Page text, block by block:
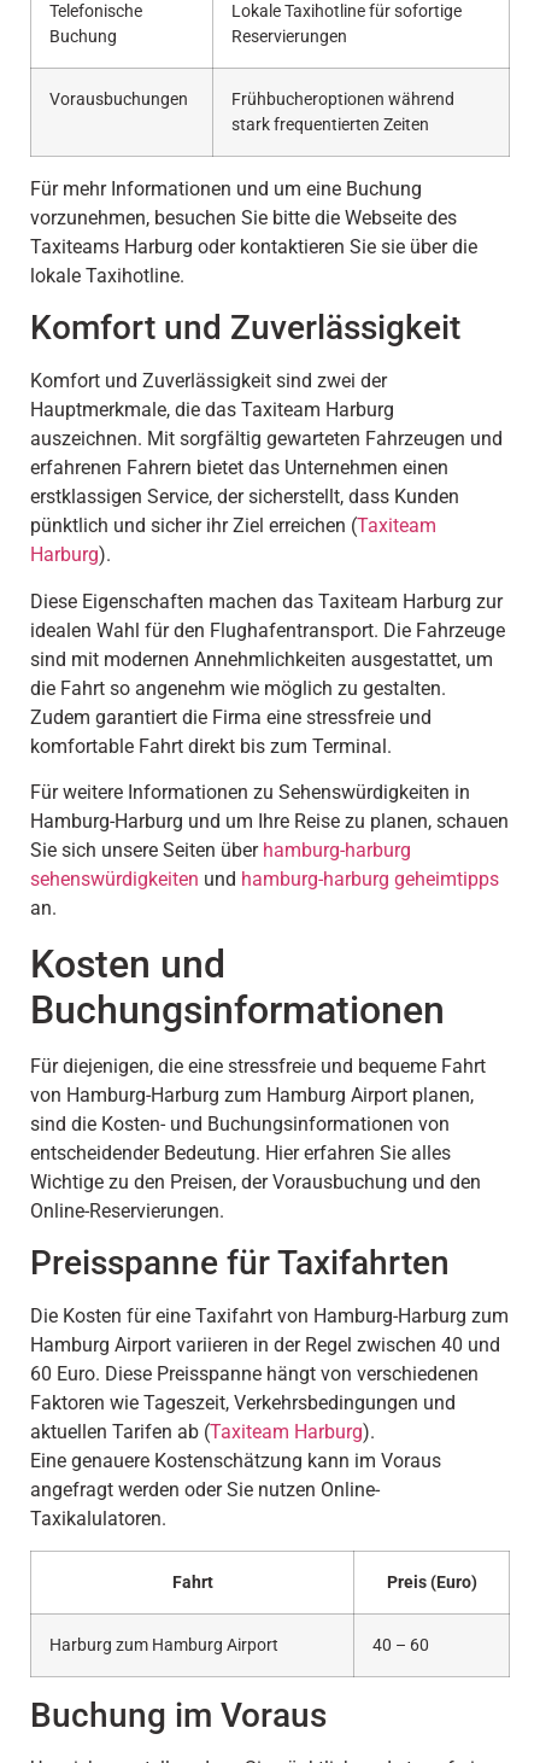
Telefonische
Buchung
Lokale Taxihotline für sofortige
Reservierungen
Vorausbuchungen
Frühbucheroptionen während
stark frequentierten Zeiten
Für mehr Informationen und um eine Buchung
vorzunehmen, besuchen Sie bitte die Webseite des
Taxiteams Harburg oder kontaktieren Sie sie über die
lokale Taxihotline.
Komfort und Zuverlässigkeit
Komfort und Zuverlässigkeit sind zwei der
Hauptmerkmale, die das Taxiteam Harburg
auszeichnen. Mit sorgfältig gewarteten Fahrzeugen und
erfahrenen Fahrern bietet das Unternehmen einen
erstklassigen Service, der sicherstellt, dass Kunden
pünktlich und sicher ihr Ziel erreichen (Taxiteam
Harburg).
Diese Eigenschaften machen das Taxiteam Harburg zur
idealen Wahl für den Flughafentransport. Die Fahrzeuge
sind mit modernen Annehmlichkeiten ausgestattet, um
die Fahrt so angenehm wie möglich zu gestalten.
Zudem garantiert die Firma eine stressfreie und
komfortable Fahrt direkt bis zum Terminal.
Für weitere Informationen zu Sehenswürdigkeiten in
Hamburg-Harburg und um Ihre Reise zu planen, schauen
Sie sich unsere Seiten über hamburg-harburg
sehenswürdigkeiten und hamburg-harburg geheimtipps
an.
Kosten und
Buchungsinformationen
Für diejenigen, die eine stressfreie und bequeme Fahrt
von Hamburg-Harburg zum Hamburg Airport planen,
sind die Kosten- und Buchungsinformationen von
entscheidender Bedeutung. Hier erfahren Sie alles
Wichtige zu den Preisen, der Vorausbuchung und den
Online-Reservierungen.
Preisspanne für Taxifahrten
Die Kosten für eine Taxifahrt von Hamburg-Harburg zum
Hamburg Airport variieren in der Regel zwischen 40 und
60 Euro. Diese Preisspanne hängt von verschiedenen
Faktoren wie Tageszeit, Verkehrsbedingungen und
aktuellen Tarifen ab (Taxiteam Harburg).
Eine genauere Kostenschätzung kann im Voraus
angefragt werden oder Sie nutzen Online-
Taxikalulatoren.
Fahrt Preis (Euro)
Harburg zum Hamburg Airport 40 – 60
Buchung im Voraus